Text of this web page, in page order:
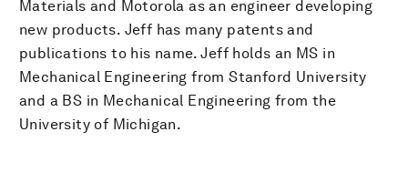
Materials and Motorola as an engineer developing
new products. Jeff has many patents and
publications to his name. Jeff holds an MS in
Mechanical Engineering from Stanford University
and a BS in Mechanical Engineering from the
University of Michigan.